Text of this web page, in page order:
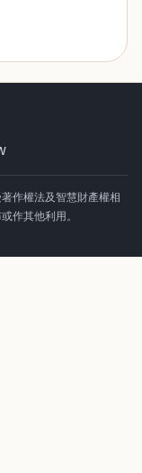
作權法及智慧財產權相
作其他利用。